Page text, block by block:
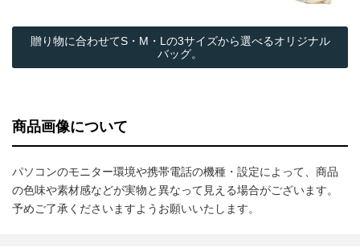
贈り物に合わせてS・M・Lの3サイズから選べるオリジナル
バッグ。
商品画像について
パソコンのモニター環境や携帯電話の機種・設定によって、商品
の色味や素材感などが実物と異なって見える場合がございます。
予めご了承くださいますようお願いいたします。